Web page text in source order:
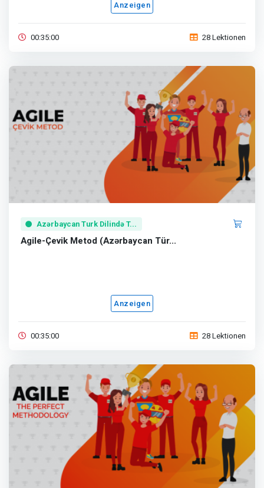
Anzeigen
00:35:00 28 Lektionen
Azərbaycan Turk Dilində T...
Agile-Çevik Metod (Azərbaycan Tür...
Anzeigen
00:35:00 28 Lektionen